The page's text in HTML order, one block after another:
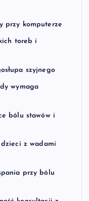
przy komputerze
toreb i
szyjnego
wymaga
bólu stawów i
z wadami
przy bólu